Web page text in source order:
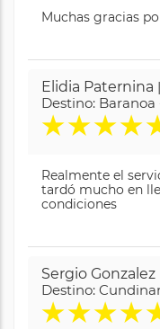
Muchas gracias
Elidia Paternina
Destino:
★★★★
Realmente el
tardó mucho en
condiciones
Sergio Gonzalez
Destino:
★★★★